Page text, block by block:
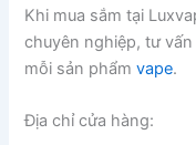
Khi mua sắm tại
chuyên nghiệp, tư
mỗi sản phẩmvape.
Địa chỉ cửa hàng: